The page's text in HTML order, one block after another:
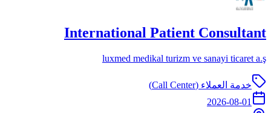
International Patient Consultant
luxmed medikal turizm ve sanayi ticaret a.ş
خدمة العملاء (Call Center)
2026-08-01